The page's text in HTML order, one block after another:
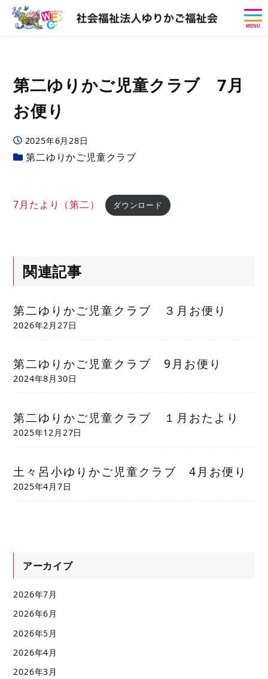
MENU
第二ゆりかご児童クラブ 7月
お便り
投稿日
2025年6月28日
カテゴリー
第二ゆりかご児童クラブ
7月たより（第二） ダウンロード
関連記事
第二ゆりかご児童クラブ ３月お便り
2026年2月27日
第二ゆりかご児童クラブ 9月お便り
2024年8月30日
第二ゆりかご児童クラブ １月おたより
2025年12月27日
土々呂小ゆりかご児童クラブ 4月お便り
2025年4月7日
アーカイブ
2026年7月
2026年6月
2026年5月
2026年4月
2026年3月